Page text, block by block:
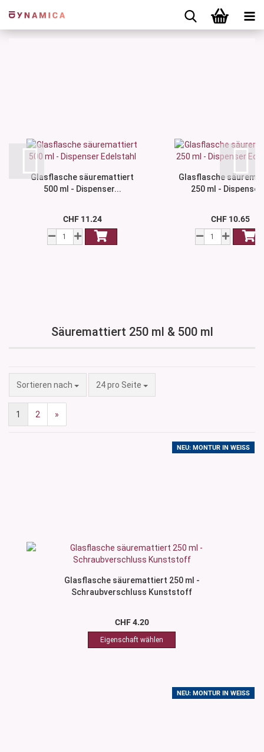
Glasflasche säuremattiert
500 ml - Dispenser...
CHF 11.24
Glasflasche
250 ml -
CHF 10.65
Säuremattiert 250 ml & 500 ml
Sortieren nach
Sortieren nach 24 pro Seite
pro Seite
1 2 »
NEU: MONTUR IN WEISS
Glasflasche säuremattiert 250 ml -
Schraubverschluss Kunststoff
CHF 4.20
NEU: MONTUR IN WEISS